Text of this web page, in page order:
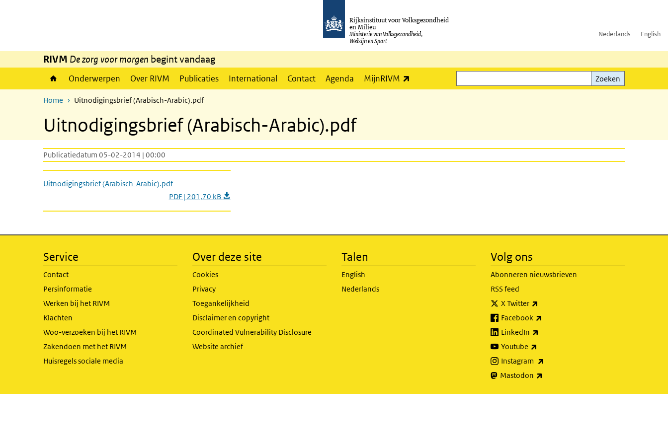
Rijksinstituut voor Volksgezondheid
en Milieu
Ministerie van Volksgezondheid,
Welzijn en Sport
Nederlands English
RIVM De zorg voor morgen begint vandaag
Onderwerpen Over RIVM Publicaties International Contact Agenda MijnRIVM
Zoeken
Zoeken
Home Uitnodigingsbrief (Arabisch-Arabic).pdf
Uitnodigingsbrief (Arabisch-Arabic).pdf
Publicatiedatum 05-02-2014 | 00:00
Uitnodigingsbrief (Arabisch-Arabic).pdf
PDF | 201,70 kB
Service
Contact
Persinformatie
Werken bij het RIVM
Klachten
Woo-verzoeken bij het RIVM
Zakendoen met het RIVM
Huisregels sociale media
Over deze site
Cookies
Privacy
Toegankelijkheid
Disclaimer en copyright
Coordinated Vulnerability Disclosure
Website archief
Talen
English
Nederlands
Volg ons
Abonneren nieuwsbrieven
RSS feed
X Twitter
Facebook
LinkedIn
Youtube
Instagram
Mastodon